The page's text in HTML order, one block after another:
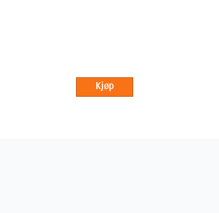
(SUNFLOWER) SEED OIL (HELIANTHUS
SATIVA STARCH), PROPYLENE GLYCOL,
Kjøp